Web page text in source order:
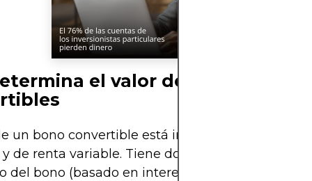
el valor de los bonos
un bono convertible está influenciado por
de renta variable. Tiene dos componentes
del bono (basado en intereses y riesgo de